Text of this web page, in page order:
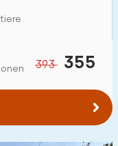
393 355